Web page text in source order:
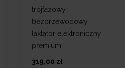
trójfazowy,
bezprzewodowy
laktator elektroniczny
premium
319,00 zł